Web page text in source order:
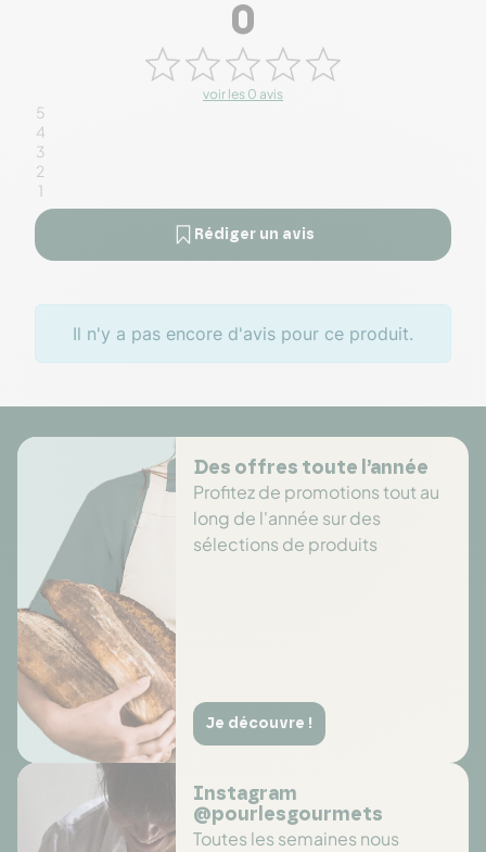
0
voir les 0 avis
5
4
3
2
1
Rédiger un avis
Il n'y a pas encore d'avis pour ce produit.
Des offres toute l’année
Profitez de promotions tout au
long de l'année sur des
sélections de produits
Je découvre !
Instagram
@pourlesgourmets
Toutes les semaines nous